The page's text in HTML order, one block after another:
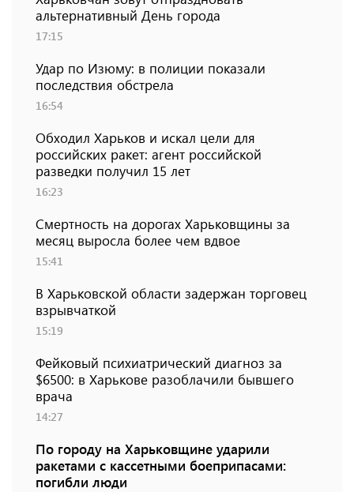
альтернативный День города
17:15
Удар по Изюму: в полиции показали
последствия обстрела
16:54
Обходил Харьков и искал цели для
российских ракет: агент российской
разведки получил 15 лет
16:23
Смертность на дорогах Харьковщины за
месяц выросла более чем вдвое
15:41
В Харьковской области задержан торговец
взрывчаткой
15:19
Фейковый психиатрический диагноз за
$6500: в Харькове разоблачили бывшего
врача
14:27
По городу на Харьковщине ударили
ракетами с кассетными боеприпасами:
погибли люди